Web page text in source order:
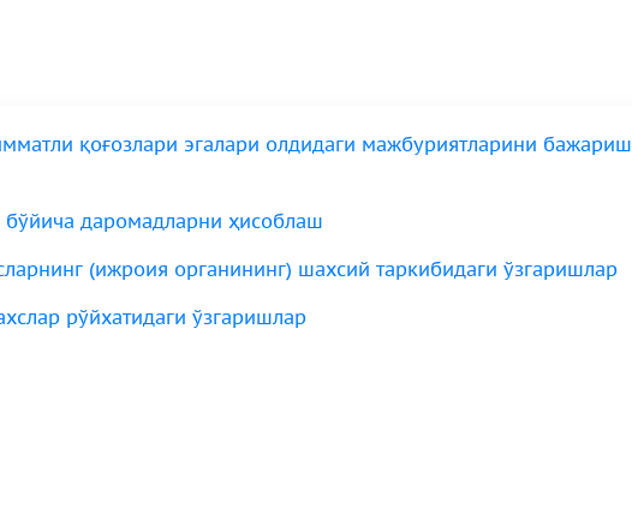
қоғозлари эгалари олдидаги мажбуриятларини бажариш
даромадларни ҳисоблаш
(ижроия органининг) шахсий таркибидаги ўзгаришлар
рўйхатидаги ўзгаришлар